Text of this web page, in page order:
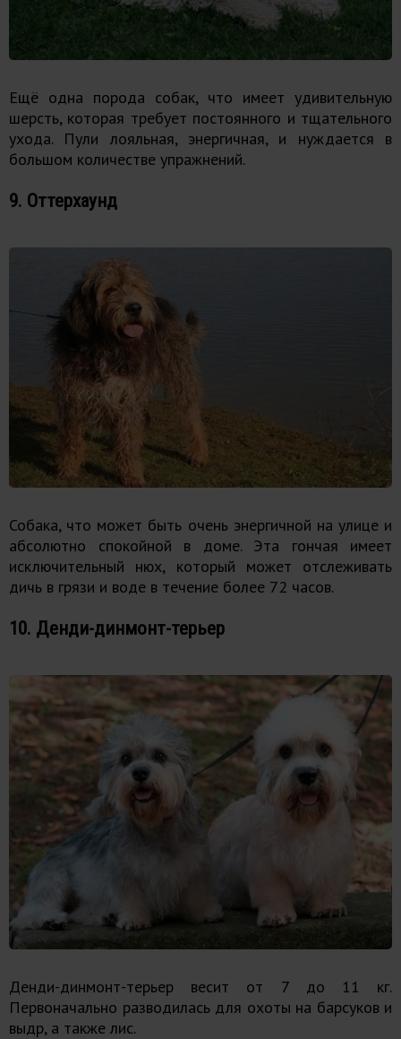
Ещё одна порода собак, что имеет удивительную
шерсть, которая требует постоянного и тщательного
ухода. Пули лояльная, энергичная, и нуждается в
большом количестве упражнений.
9. Оттерхаунд
Собака, что может быть очень энергичной на улице и
абсолютно спокойной в доме. Эта гончая имеет
исключительный нюх, который может отслеживать
дичь в грязи и воде в течение более 72 часов.
10. Денди-динмонт-терьер
Денди-динмонт-терьер весит от 7 до 11 кг.
Первоначально разводилась для охоты на барсуков и
выдр, а также лис.